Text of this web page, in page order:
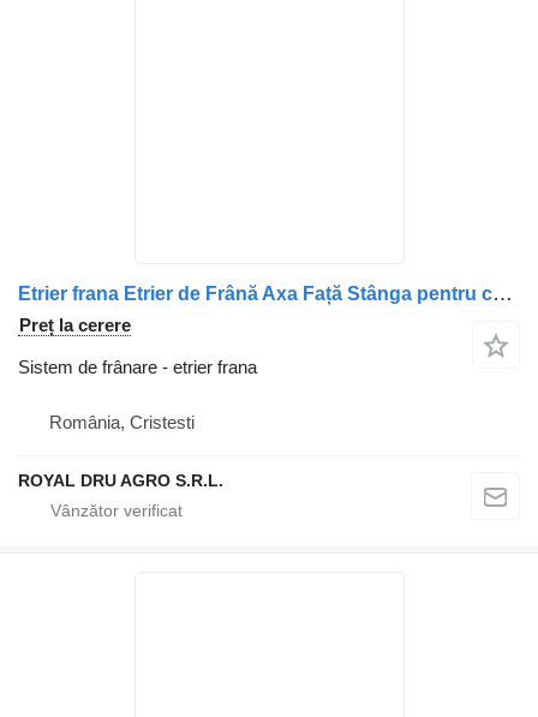
Etrier frana Etrier de Frână Axa Față Stânga pentru camion DAF 1928819, 1473365, 1517003, 1731225, 1756387, 1921156, 1946325, 1363748, 1446730, 1511581, 1862301, 14000553, A0501005906, 1862291
Preț la cerere
Sistem de frânare - etrier frana
România, Cristesti
ROYAL DRU AGRO S.R.L.